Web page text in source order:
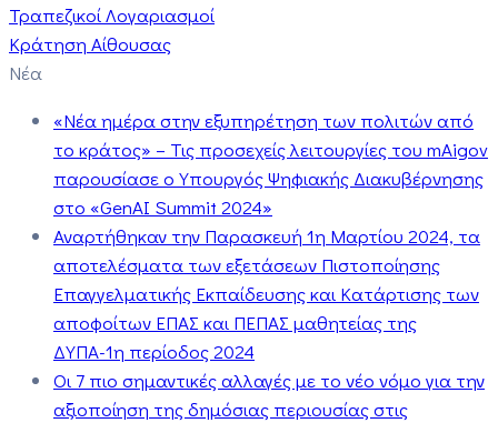
Τραπεζικοί Λογαριασμοί
Κράτηση Αίθουσας
Νέα
«Νέα ημέρα στην εξυπηρέτηση των πολιτών από
το κράτος» – Τις προσεχείς λειτουργίες του mAigov
παρουσίασε ο Υπουργός Ψηφιακής Διακυβέρνησης
στο «GenAI Summit 2024»
Αναρτήθηκαν την Παρασκευή 1η Μαρτίου 2024, τα
αποτελέσματα των εξετάσεων Πιστοποίησης
Επαγγελματικής Εκπαίδευσης και Κατάρτισης των
αποφοίτων ΕΠΑΣ και ΠΕΠΑΣ μαθητείας της
ΔΥΠΑ-1η περίοδος 2024
Οι 7 πιο σημαντικές αλλαγές με το νέο νόμο για την
αξιοποίηση της δημόσιας περιουσίας στις